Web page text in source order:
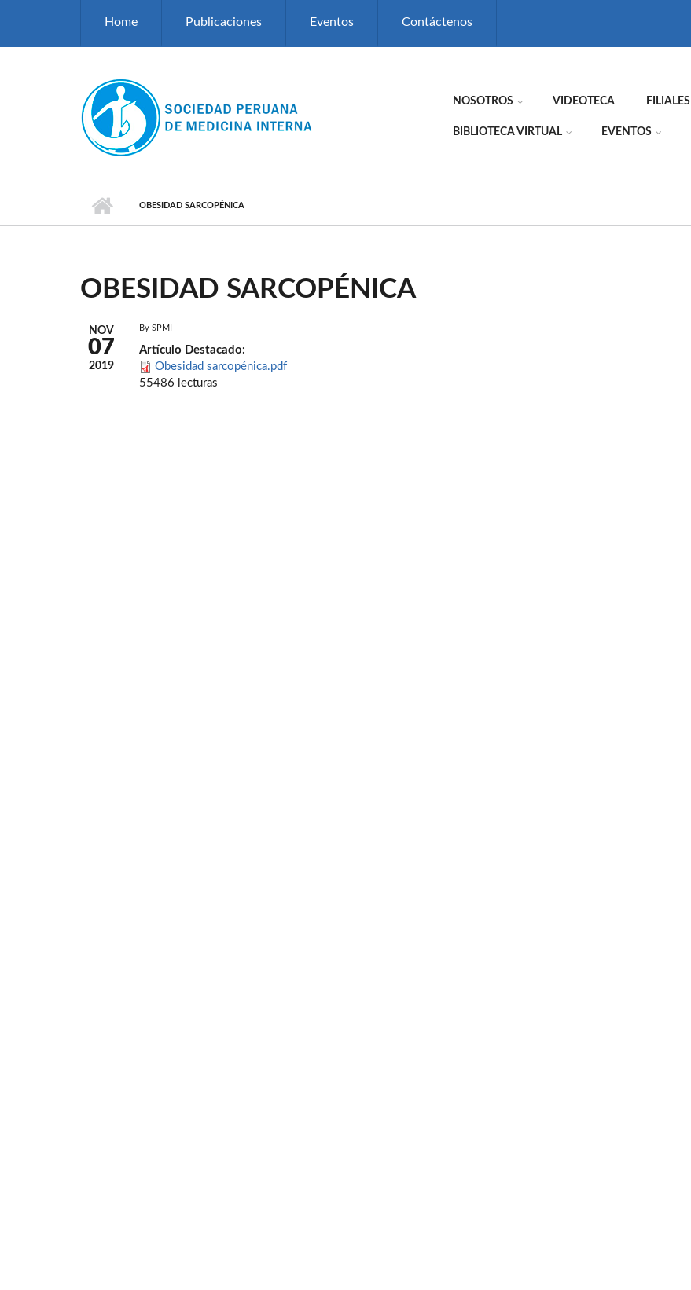
Home Publicaciones Eventos Contáctenos
NOSOTROS VIDEOTECA FILIALES
BIBLIOTECA VIRTUAL EVENTOS
OBESIDAD SARCOPÉNICA
OBESIDAD SARCOPÉNICA
NOV
07
2019
By SPMI
Artículo Destacado:
Obesidad sarcopénica.pdf
55486 lecturas